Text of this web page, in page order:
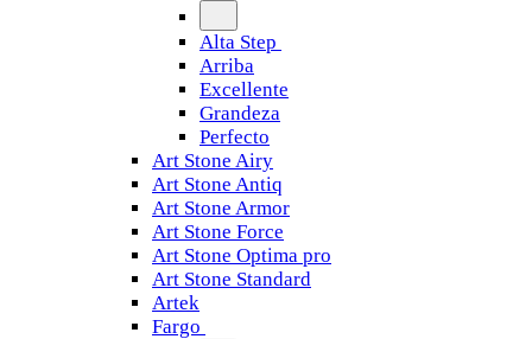
Alta Step
Arriba
Excellente
Grandeza
Perfecto
Art Stone Airy
Art Stone Antiq
Art Stone Armor
Art Stone Force
Art Stone Optima pro
Art Stone Standard
Artek
Fargo